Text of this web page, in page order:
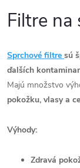
Filtre na
Sprchové filtre sú
ďalších
Majú množstvo
pokožku, vlasy a
Výhody:
Zdravá